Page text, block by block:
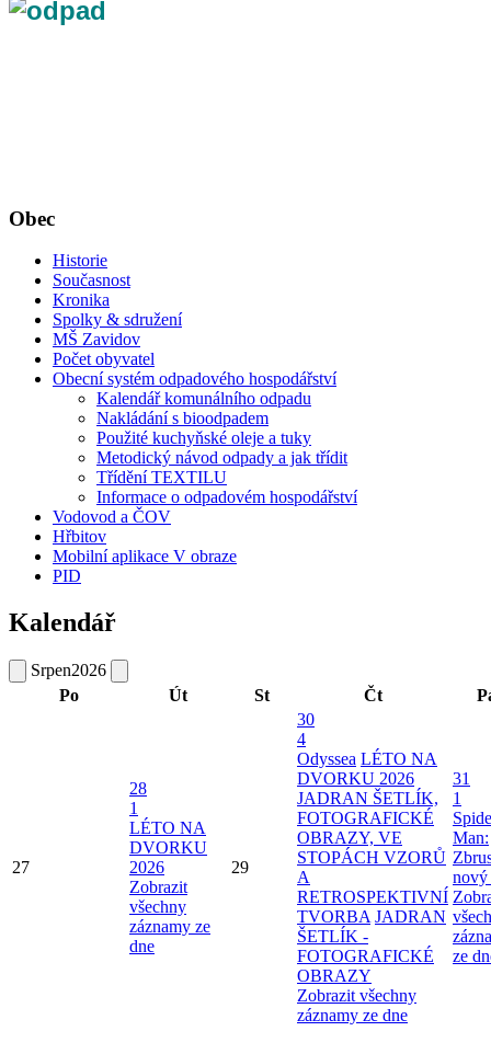
Obec
Historie
Současnost
Kronika
Spolky & sdružení
MŠ Zavidov
Počet obyvatel
Obecní systém odpadového hospodářství
Kalendář komunálního odpadu
Nakládání s bioodpadem
Použité kuchyňské oleje a tuky
Metodický návod odpady a jak třídit
Třídění TEXTILU
Informace o odpadovém hospodářství
Vodovod a ČOV
Hřbitov
Mobilní aplikace V obraze
PID
Kalendář
Srpen2026
Po
Út St Čt
27
28
1
LÉTO NA
DVORKU
2026
Zobrazit
všechny
záznamy ze
dne
29
30
4
Odyssea LÉTO NA
DVORKU 2026
JADRAN ŠETLÍK,
FOTOGRAFICKÉ
OBRAZY, VE
STOPÁCH VZORŮ
A
RETROSPEKTIVNÍ
TVORBA JADRAN
ŠETLÍK -
FOTOGRAFICKÉ
OBRAZY
Zobrazit všechny
záznamy ze dne
31
1
Man:
nový
ze